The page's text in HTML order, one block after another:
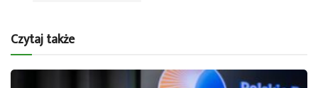
Czytaj także